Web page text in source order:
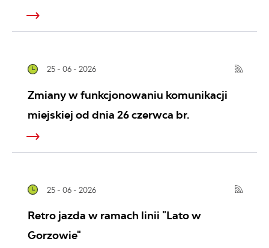
25 - 06 - 2026
Zmiany w funkcjonowaniu komunikacji
miejskiej od dnia 26 czerwca br.
25 - 06 - 2026
Retro jazda w ramach linii "Lato w
Gorzowie"